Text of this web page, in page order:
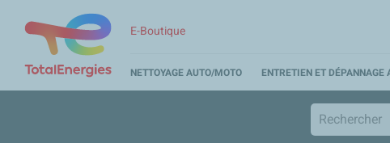
E-Boutique
NETTOYAGE AUTO/MOTO ENTRETIEN ET DÉPANNAGE